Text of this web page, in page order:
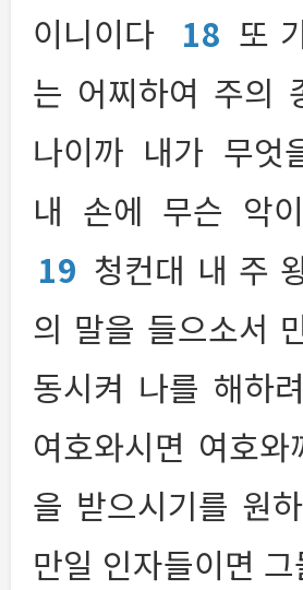
이니이다
18 또
는 어찌하여 주의
나이까 내가 무엇
내 손에 무슨 악
19 청컨대 내 주
의 말을 들으소서
동시켜 나를 해하
여호와시면 여호
을 받으시기를 원
만일 인자들이면